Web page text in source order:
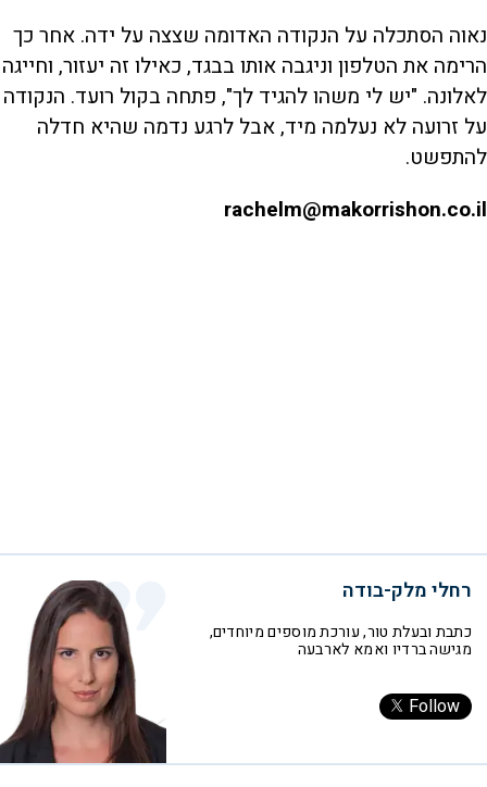
נאוה הסתכלה על הנקודה האדומה שצצה על ידה. אחר כך
הרימה את הטלפון וניגבה אותו בבגד, כאילו זה יעזור, וחייגה
לאלונה. "יש לי משהו להגיד לך", פתחה בקול רועד. הנקודה
על זרועה לא נעלמה מיד, אבל לרגע נדמה שהיא חדלה
להתפשט.
rachelm@makorrishon.co.il
רחלי מלק-בודה
כתבת ובעלת טור, עורכת מוספים מיוחדים,
מגישה ברדיו ואמא לארבעה
Follow